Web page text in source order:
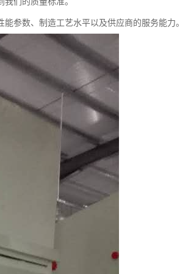
参数、制造工艺水平以及供应商的服务能力。